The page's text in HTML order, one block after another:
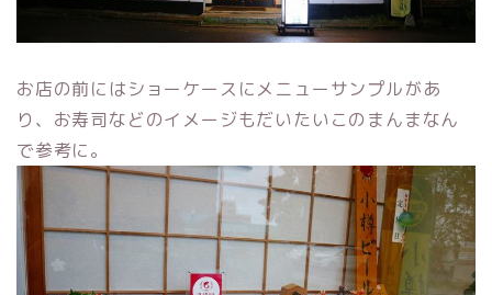
お店の前にはショーケースにメニューサンプルがあ
り、お寿司などのイメージもだいたいこのまんまなん
で参考に。